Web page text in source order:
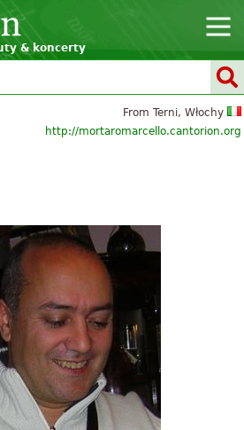
& koncerty
From Terni, Włochy
http://mortaromarcello.cantorion.org